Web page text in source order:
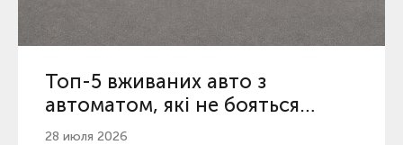
Топ-5 вживаних авто з
автоматом, які не бояться
пробігу 200 000 км
28 июля 2026